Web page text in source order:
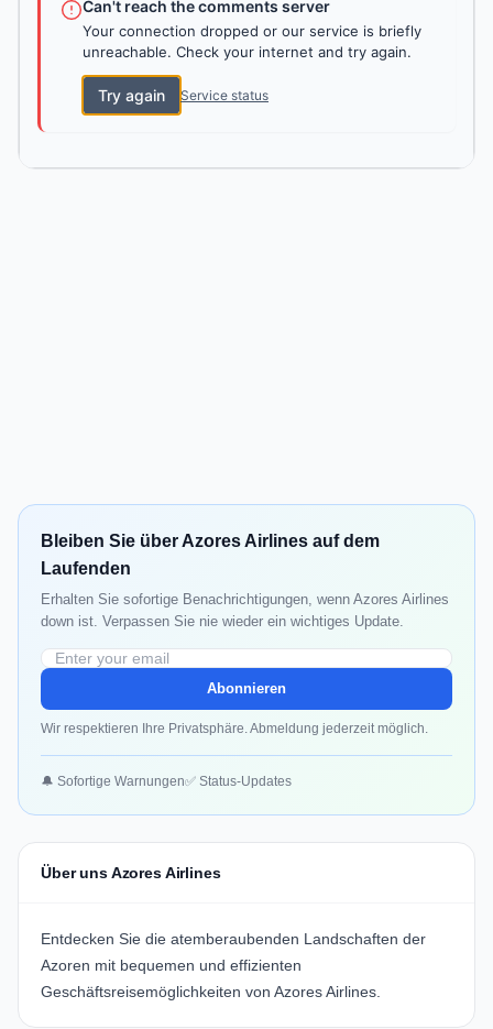
Can't reach the comments server
Your connection dropped or our service is briefly
unreachable. Check your internet and try again.
Try again Service status
Bleiben Sie über Azores Airlines auf dem
Laufenden
Erhalten Sie sofortige Benachrichtigungen, wenn Azores Airlines
down ist. Verpassen Sie nie wieder ein wichtiges Update.
Abonnieren
Wir respektieren Ihre Privatsphäre. Abmeldung jederzeit möglich.
🔔 Sofortige Warnungen✅ Status-Updates
Über uns Azores Airlines
Entdecken Sie die atemberaubenden Landschaften der
Azoren mit bequemen und effizienten
Geschäftsreisemöglichkeiten von Azores Airlines.